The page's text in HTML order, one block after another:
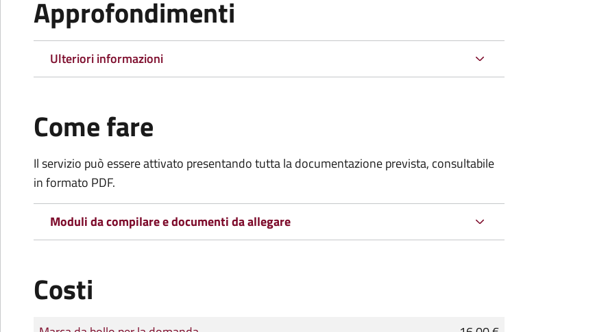
Approfondimenti
Ulteriori informazioni
Come fare
Il servizio può essere attivato presentando tutta la documentazione prevista, consultabile
in formato PDF.
Moduli da compilare e documenti da allegare
Costi
Tipo di pagamento
Importo